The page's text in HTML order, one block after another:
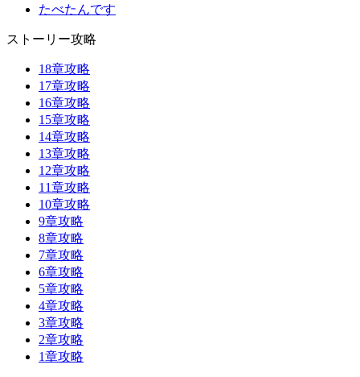
たべたんです
ストーリー攻略
18章攻略
17章攻略
16章攻略
15章攻略
14章攻略
13章攻略
12章攻略
11章攻略
10章攻略
9章攻略
8章攻略
7章攻略
6章攻略
5章攻略
4章攻略
3章攻略
2章攻略
1章攻略